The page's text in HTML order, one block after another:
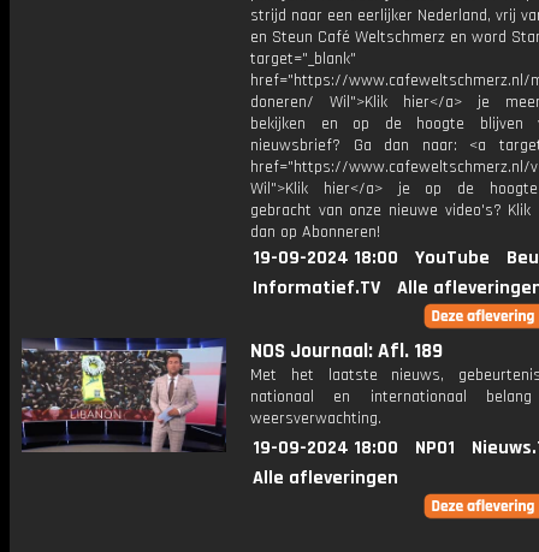
strijd naar een eerlijker Nederland, vrij
en Steun Café Weltschmerz en word
target="_blank"
href="https://www.cafeweltschmerz.nl/
doneren/ Wil">Klik hier</a> je
bekijken en op de hoogte blijven
nieuwsbrief? Ga dan naar: <a
href="https://www.cafeweltschmerz.nl/
Wil">Klik hier</a> je op de
gebracht van onze nieuwe video's? Klik
dan op Abonneren!
19-09-2024 18:00 YouTube
Informatief.TV
Alle
NOS Journaal: Afl. 189
Met het laatste nieuws,
nationaal en internationaal
weersverwachting.
19-09-2024 18:00 NPO1
Alle afleveringen